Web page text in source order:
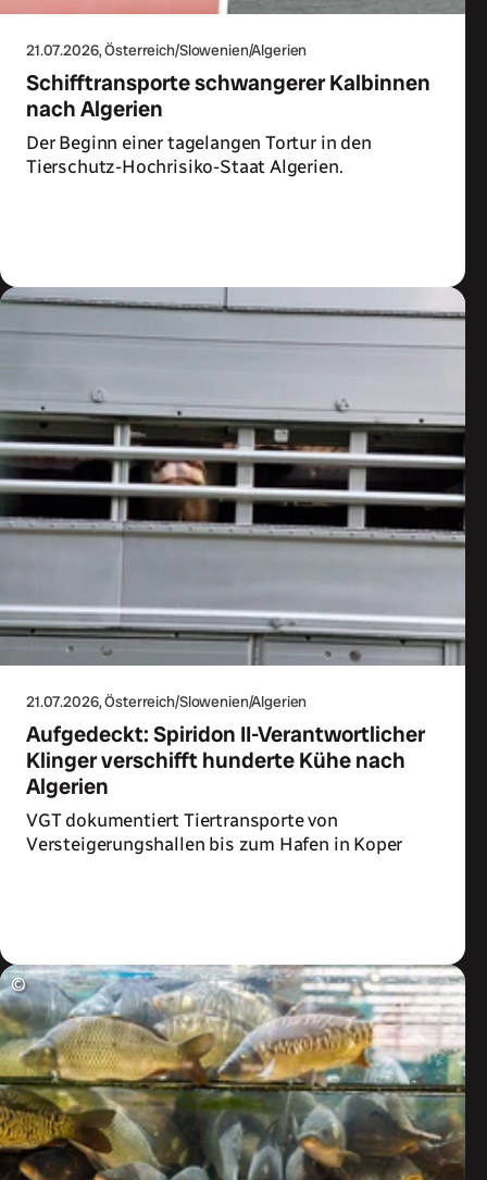
21.07.2026, Österreich/Slowenien/Algerien
Schifftransporte schwangerer Kalbinnen
nach Algerien
Der Beginn einer tagelangen Tortur in den
Tierschutz-Hochrisiko-Staat Algerien.
21.07.2026, Österreich/Slowenien/Algerien
Aufgedeckt: Spiridon II-Verantwortlicher
Klinger verschifft hunderte Kühe nach
Algerien
VGT dokumentiert Tiertransporte von
Versteigerungshallen bis zum Hafen in Koper
©